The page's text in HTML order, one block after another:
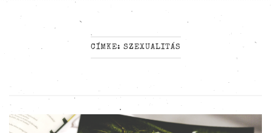
CÍMKE: SZEXUALITÁS